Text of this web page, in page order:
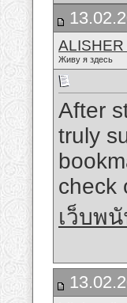
ALISHER
Живу я здесь
After
truly
check
เว็บพ